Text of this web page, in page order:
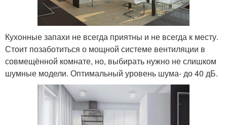
Кухонные запахи не всегда приятны и не всегда к месту.
Стоит позаботиться о мощной системе вентиляции в
совмещённой комнате, но, выбирать нужно не слишком
шумные модели. Оптимальный уровень шума- до 40 дБ.